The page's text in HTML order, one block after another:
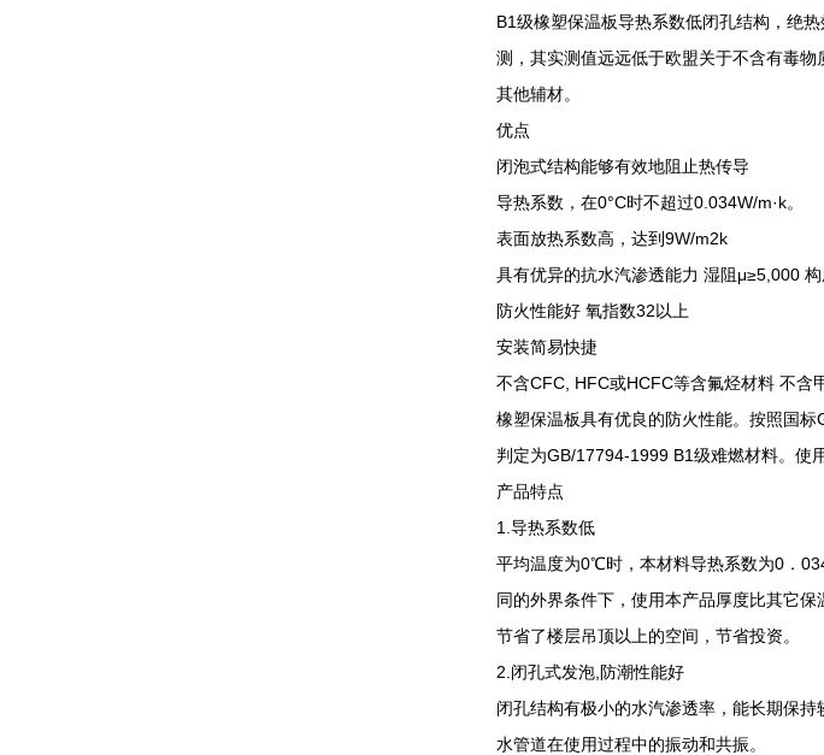
B1级橡塑保温板导热系数低闭孔结构，绝
测，其实测值远远低于欧盟关于不含有毒
其他辅材。
优点
闭泡式结构能够有效地阻止热传导
导热系数，在0°C时不超过0.034W/m·k。
表面放热系数高，达到9W/m2k
具有优异的抗水汽渗透能力 湿阻μ≥5,000
防火性能好 氧指数32以上
安装简易快捷
不含CFC, HFC或HCFC等含氟烃材料 不含
橡塑保温板具有优良的防火性能。按照国
判定为GB/17794-1999 B1级难燃材料。
产品特点
1.导热系数低
平均温度为0℃时，本材料导热系数为0．
同的外界条件下，使用本产品厚度比其它
节省了楼层吊顶以上的空间，节省投资。
2.闭孔式发泡,防潮性能好
闭孔结构有极小的水汽渗透率，能长期保
水管道在使用过程中的振动和共振。